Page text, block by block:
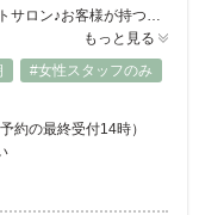
加古郡播磨町◇ネイル・マツエクのプライベートサロン♪お客様が持つ魅力を引き出し、一人一人に合った丁寧な施術が魅力☆彡自爪への負担を考慮したジェルや、低刺激のグルーを使用した自然な仕上がりのマツエクが大人女性に大人気！安心のメンテナンスも◎目元や指先のお悩みを改善し、理想のデザインをご提供します♪クーポン利用で初回オフ無料★☆
もっと見る
#女性スタッフのみ
約の最終受付14時）